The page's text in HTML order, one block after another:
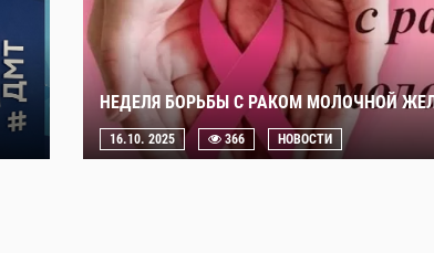
НЕДЕЛЯ БОРЬБЫ С РАКОМ МОЛОЧНОЙ
16.10. 2025 366 НОВОСТИ